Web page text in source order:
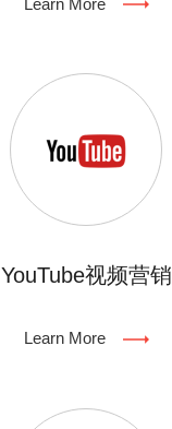
YouTube视频营销
Learn More